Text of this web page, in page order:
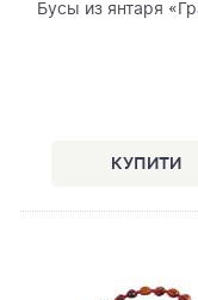
Бусы из янтаря